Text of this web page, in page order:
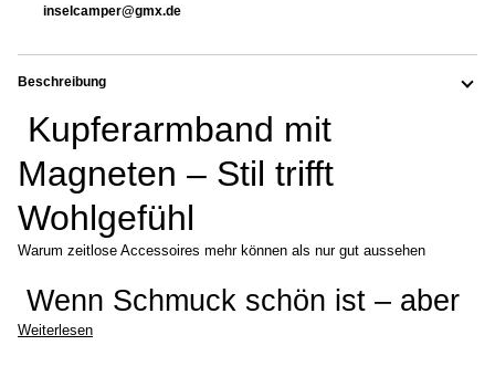
inselcamper@gmx.de
Beschreibung
Kupferarmband mit
Magneten – Stil trifft
Wohlgefühl
Warum zeitlose Accessoires mehr können als nur gut aussehen
Wenn Schmuck schön ist – aber
Weiterlesen